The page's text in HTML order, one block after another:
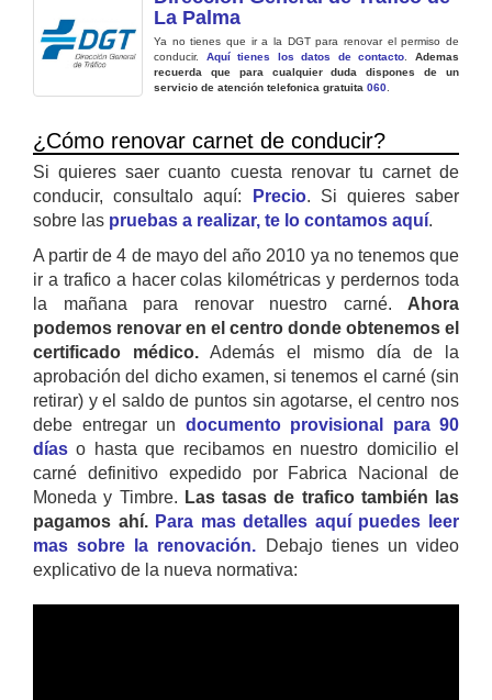
La Palma
Ya no tienes que ir a la DGT para renovar el permiso de
conducir. Aquí tienes los datos de contacto .Ademas
recuerda que para cualquier duda dispones de un
servicio de atención telefonica gratuita 060
¿Cómo renovar carnet de conducir?
Si quieres saer cuanto cuesta renovar tu carnet de
conducir, consultalo aquí:
Precio. Si quieres saber
sobre las pruebas a realizar, te lo contamos aquí.
A partir de 4 de mayo del año 2010 ya no tenemos que
ir a trafico a hacer colas kilométricas y perdernos toda
la mañana para renovar nuestro carné. Ahora
podemos renovar en el centro donde obtenemos el
certificado médico. Además el mismo día de la
aprobación del dicho examen, si tenemos el carné (sin
retirar) y el saldo de puntos sin agotarse, el centro nos
debe entregar un documento provisional para 90
días o hasta que recibamos en nuestro domicilio el
carné definitivo expedido por Fabrica Nacional de
Moneda y Timbre. Las tasas de trafico también las
pagamos ahí. Para mas detalles aquí puedes leer
mas sobre la renovación. Debajo tienes un video
explicativo de la nueva normativa: